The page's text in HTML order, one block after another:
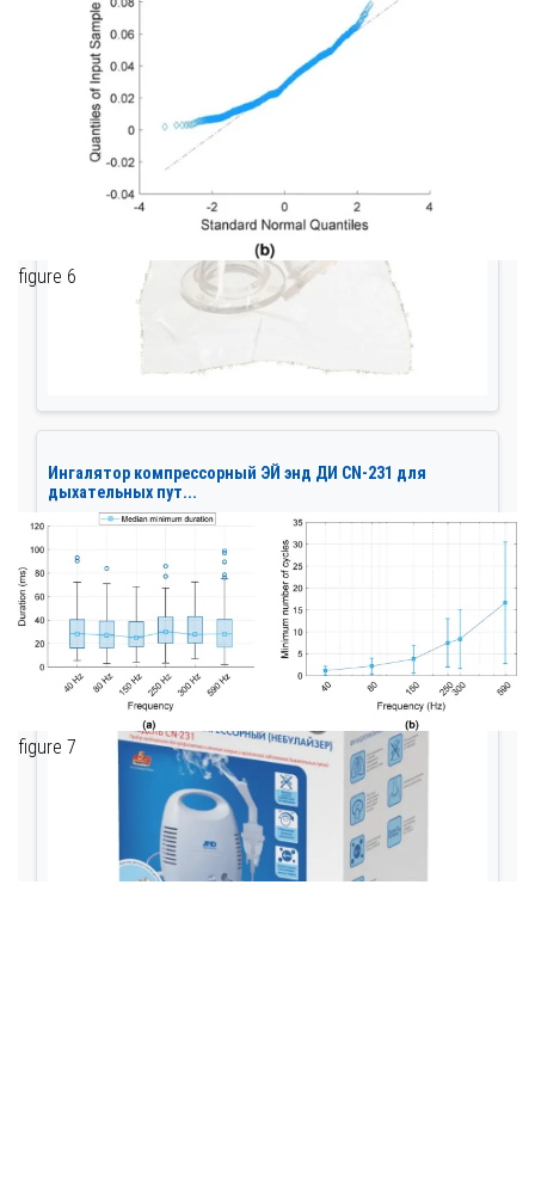
figure 6
figure 7
Ингалятор компрессорный ЭЙ энд ДИ CN-231 для
дыхательных пут...
Компрессорный ингалятор CN-231 от ЭЙ энд ДИ —
профессиональное устройство для лечения заболеваний ды...